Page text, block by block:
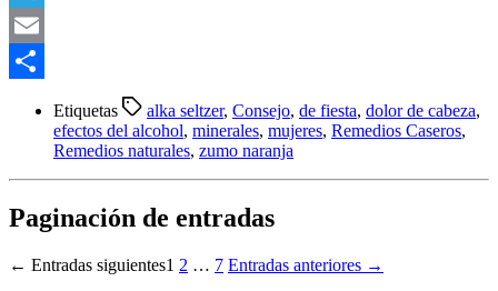
Telegram
Email
Etiquetas alka seltzer, Consejo, de fiesta, dolor de cabeza,
efectos del alcohol, minerales, mujeres, Remedios Caseros,
Remedios naturales, zumo naranja
Paginación de entradas
← Entradas siguientes1 2 … 7 Entradas anteriores →